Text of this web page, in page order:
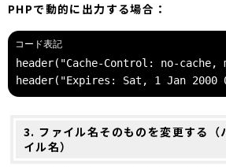
PHPで動的に出力する場合：
header("Cache-Control: no-
header("Expires: Sat, 1 Jan 2000
3. ファイル名そのものを変更する（
イル名）